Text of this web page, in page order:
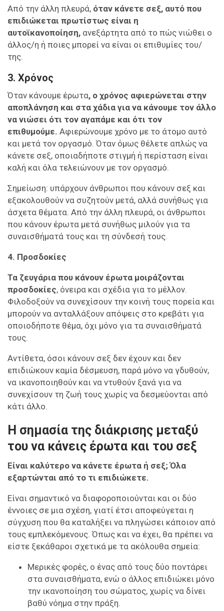
Από την άλλη πλευρά, όταν κάνετε σεξ, αυτό που
επιδιώκεται πρωτίστως είναι η
αυτοϊκανοποίηση, ανεξάρτητα από το πώς νιώθει ο
άλλος/η ή ποιες μπορεί να είναι οι επιθυμίες του/
της.
3. Χρόνος
Όταν κάνουμε έρωτα, ο χρόνος αφιερώνεται στην
αποπλάνηση και στα χάδια για να κάνουμε τον άλλο
να νιώσει ότι τον αγαπάμε και ότι τον
επιθυμούμε. Αφιερώνουμε χρόνο με το άτομο αυτό
και μετά τον οργασμό. Όταν όμως θέλετε απλώς να
κάνετε σεξ, οποιαδήποτε στιγμή ή περίσταση είναι
καλή και όλα τελειώνουν με τον οργασμό.
Σημείωση: υπάρχουν άνθρωποι που κάνουν σεξ και
εξακολουθούν να συζητούν μετά, αλλά συνήθως για
άσχετα θέματα. Από την άλλη πλευρά, οι άνθρωποι
που κάνουν έρωτα μετά συνήθως μιλούν για τα
συναισθήματά τους και τη σύνδεσή τους.
4. Προσδοκίες
Τα ζευγάρια που κάνουν έρωτα μοιράζονται
προσδοκίες, όνειρα και σχέδια για το μέλλον.
Φιλοδοξούν να συνεχίσουν την κοινή τους πορεία και
μπορούν να ανταλλάξουν απόψεις στο κρεβάτι για
οποιοδήποτε θέμα, όχι μόνο για τα συναισθήματά
τους.
Αντίθετα, όσοι κάνουν σεξ δεν έχουν και δεν
επιδιώκουν καμία δέσμευση, παρά μόνο να γδυθούν,
να ικανοποιηθούν και να ντυθούν ξανά για να
συνεχίσουν τη ζωή τους χωρίς να δεσμεύονται από
κάτι άλλο.
Η σημασία της διάκρισης μεταξύ
του να κάνεις έρωτα και του σεξ
Είναι καλύτερο να κάνετε έρωτα ή σεξ; Όλα
εξαρτώνται από το τι επιδιώκετε.
Είναι σημαντικό να διαφοροποιούνται και οι δύο
έννοιες σε μια σχέση, γιατί έτσι αποφεύγεται η
σύγχυση που θα καταλήξει να πληγώσει κάποιον από
τους εμπλεκόμενους. Όπως και να έχει, θα πρέπει να
είστε ξεκάθαροι σχετικά με τα ακόλουθα σημεία:
Μερικές φορές, ο ένας από τους δύο ποντάρει
στα συναισθήματα, ενώ ο άλλος επιδιώκει μόνο
την ικανοποίηση του σώματος, χωρίς να δίνει
βαθύ νόημα στην πράξη.